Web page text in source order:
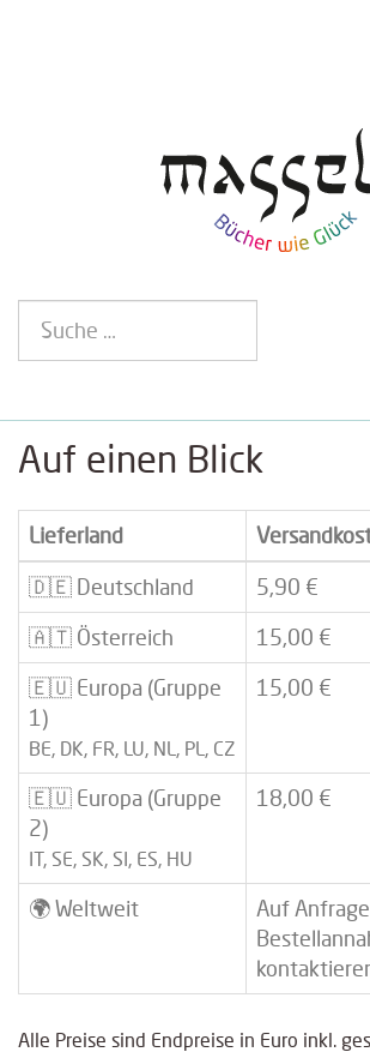
Auf einen Blick
Lieferland
🇩🇪 Deutschland
5,90 €
🇦🇹 Österreich
15,00 €
🇪🇺 Europa (Gruppe
1)
BE, DK, FR, LU, NL, PL, CZ
15,00 €
🇪🇺 Europa (Gruppe
2)
IT, SE, SK, SI, ES, HU
18,00 €
🌍 Weltweit
Auf
Alle Preise sind Endpreise in Euro inkl.